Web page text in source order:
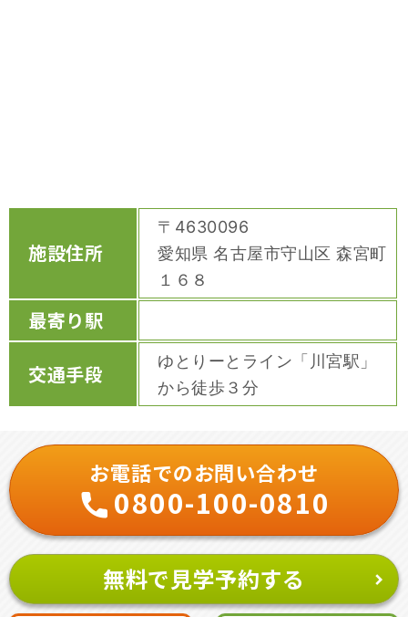
施設住所
〒4630096
愛知県 名古屋市守山区 森宮町
１６８
最寄り駅
交通手段
ゆとりーとライン「川宮駅」
から徒歩３分
お電話でのお問い合わせ
0800-100-0810
無料で見学予約する